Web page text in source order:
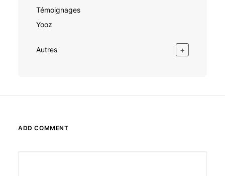
Témoignages
Yooz
Autres +
ADD COMMENT